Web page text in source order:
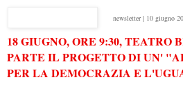
newsletter | 10 giugno
18 GIUGNO, ORE 9:30, TEATRO
PARTE IL PROGETTO DI UN'
PER LA DEMOCRAZIA E